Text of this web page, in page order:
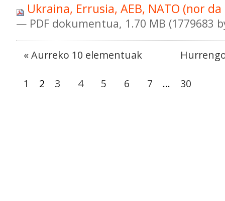
Ukraina, Errusia, AEB, NATO (nor
— PDF dokumentua, 1.70 MB (1779683
« Aurreko 10 elementuak
1 2 3 4 5 6 7 ... 30